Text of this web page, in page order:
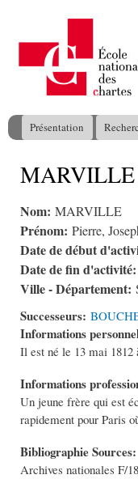
Menu principal
Présentation
Vous êtes ici
MARVILLE
Nom: MARVILLE
Prénom: Pierre,
Date de début
Date de fin d'activité:
Ville - Département:
Successeurs:
Informations
Il est né le 13 mai
Informations
Un jeune frère qui est
rapidement pour Paris
Bibliographie Sources:
Archives nationales F/